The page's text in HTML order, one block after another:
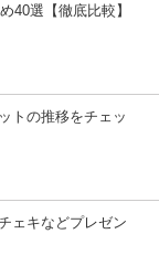
40選【徹底比較】
トの推移をチェッ
ェキなどプレゼン